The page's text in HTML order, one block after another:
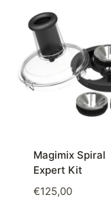
Magimix Spiral
Expert Kit
€125,00